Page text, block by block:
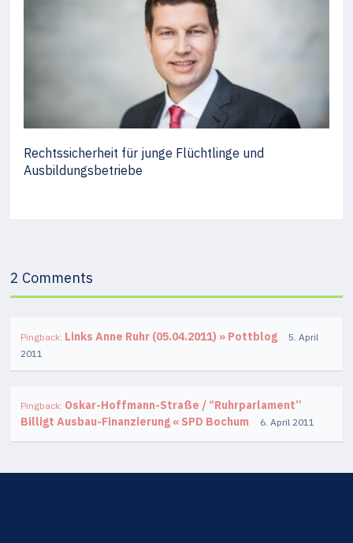
Rechtssicherheit für junge Flüchtlinge und
Ausbildungsbetriebe
2 Comments
Pingback: Links Anne Ruhr (05.04.2011) » Pottblog
5. April
2011
Pingback: Oskar-Hoffmann-Straße / “Ruhrparlament”
Billigt Ausbau-Finanzierung « SPD Bochum
6. April 2011